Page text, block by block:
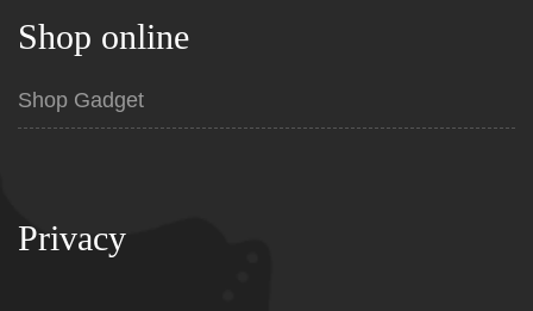
Shop online
Shop Gadget
Privacy